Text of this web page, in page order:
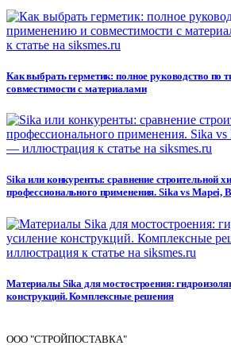
Как выбрать герметик: полное руководство по
совместимости с материалами
Sika или конкуренты: сравнение строительной
профессионального применения. Sika vs Mapei,
Материалы Sika для мостостроения:
конструкций. Комплексные решения
ООО "СТРОЙПОСТАВКА"